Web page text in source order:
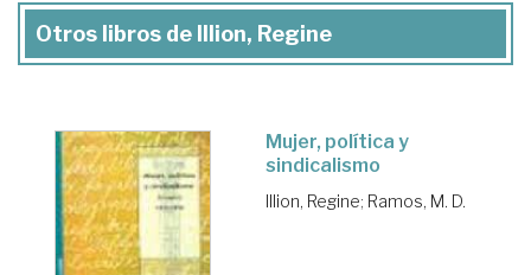
Otros libros de Illion, Regine
Mujer, política y
sindicalismo
Illion, Regine; Ramos, M. D.